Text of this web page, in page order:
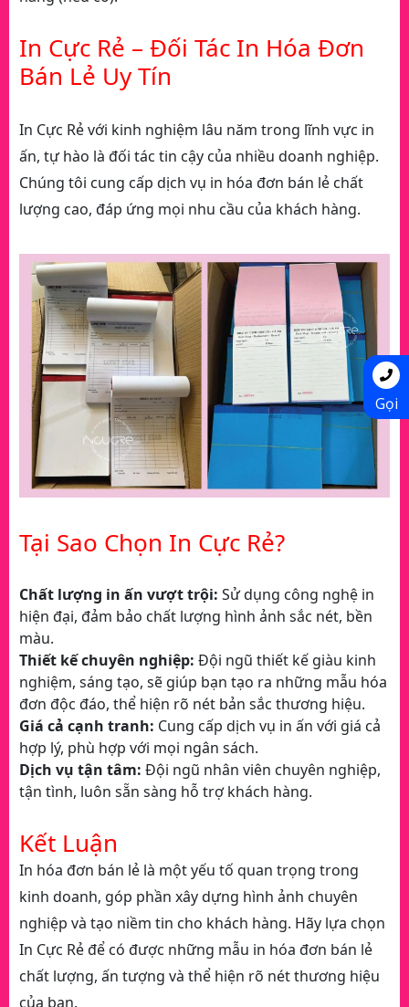
In Cực Rẻ – Đối Tác In Hóa Đơn
Bán Lẻ Uy Tín
In Cực Rẻ với kinh nghiệm lâu năm trong lĩnh vực in
ấn, tự hào là đối tác tin cậy của nhiều doanh nghiệp.
Chúng tôi cung cấp dịch vụ in hóa đơn bán lẻ chất
lượng cao, đáp ứng mọi nhu cầu của khách hàng.
Tại Sao Chọn In Cực Rẻ?
Chất lượng in ấn vượt trội: Sử dụng công nghệ in
hiện đại, đảm bảo chất lượng hình ảnh sắc nét, bền
màu.
Thiết kế chuyên nghiệp: Đội ngũ thiết kế giàu kinh
nghiệm, sáng tạo, sẽ giúp bạn tạo ra những mẫu hóa
đơn độc đáo, thể hiện rõ nét bản sắc thương hiệu.
Giá cả cạnh tranh: Cung cấp dịch vụ in ấn với giá cả
hợp lý, phù hợp với mọi ngân sách.
Dịch vụ tận tâm: Đội ngũ nhân viên chuyên nghiệp,
tận tình, luôn sẵn sàng hỗ trợ khách hàng.
Kết Luận
In hóa đơn bán lẻ là một yếu tố quan trọng trong
kinh doanh, góp phần xây dựng hình ảnh chuyên
nghiệp và tạo niềm tin cho khách hàng. Hãy lựa chọn
In Cực Rẻ để có được những mẫu in hóa đơn bán lẻ
chất lượng, ấn tượng và thể hiện rõ nét thương hiệu
của bạn.
Gọi